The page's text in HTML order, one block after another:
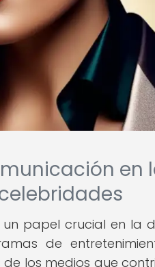
en
papel crucial en la
de
los medios que